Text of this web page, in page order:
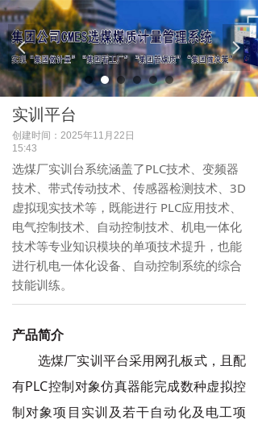
넳 넲
实训平台
创建时间： 2025年11月22日
15:43
选煤厂实训台系统涵盖了PLC技术、变频器
技术、带式传动技术、传感器检测技术、3D
虚拟现实技术等，既能进行 PLC应用技术、
电气控制技术、自动控制技术、机电一体化
技术等专业知识模块的单项技术提升，也能
进行机电一体化设备、自动控制系统的综合
技能训练。
产品简介
选煤厂实训平台采用网孔板式，且配
有PLC控制对象仿真器能完成数种虚拟控
制对象项目实训及若干自动化及电工项